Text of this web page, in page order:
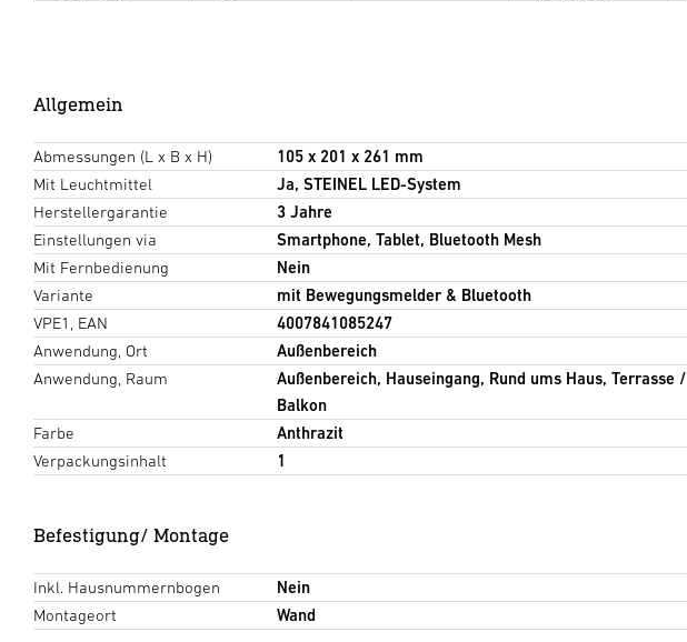
Allgemein
Abmessungen (L x B x H)
105 x 201 x 261 mm
Mit Leuchtmittel
Ja, STEINEL LED-System
Herstellergarantie
3 Jahre
Einstellungen via
Smartphone, Tablet, Bluetooth Mesh
Mit Fernbedienung
Nein
Variante
mit Bewegungsmelder & Bluetooth
VPE1, EAN
4007841085247
Anwendung, Ort
Außenbereich
Anwendung, Raum
Außenbereich, Hauseingang, Rund ums Haus, Terrasse /
Balkon
Farbe
Anthrazit
Verpackungsinhalt
1
Befestigung/ Montage
Inkl. Hausnummernbogen
Nein
Montageort
Wand